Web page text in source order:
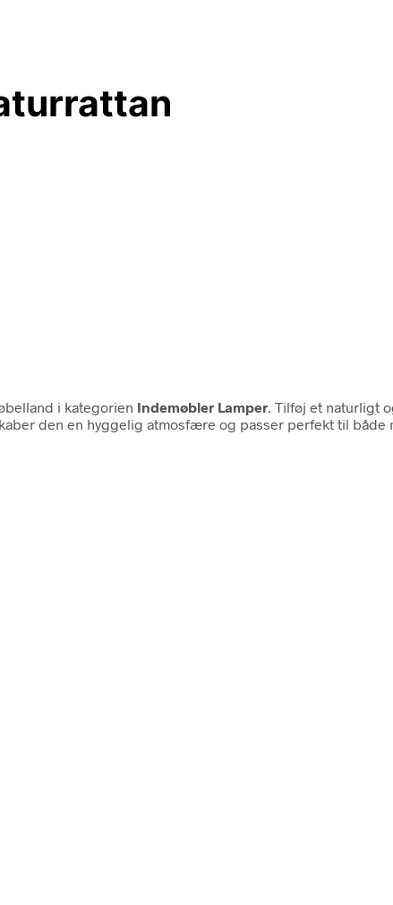
i kategorien Indemøbler Lamper . Tilføj et naturligt
den en hyggelig atmosfære og passer perfekt til både